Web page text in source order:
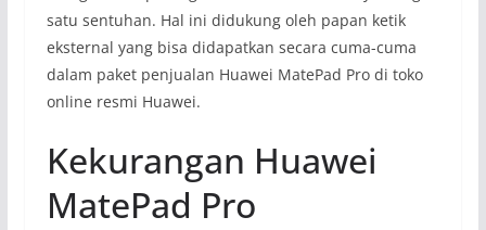
satu sentuhan. Hal ini didukung oleh papan ketik
eksternal yang bisa didapatkan secara cuma-cuma
dalam paket penjualan Huawei MatePad Pro di toko
online resmi Huawei.
Kekurangan Huawei
MatePad Pro